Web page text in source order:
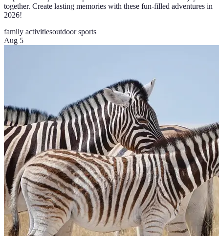
together. Create lasting memories with these fun-filled adventures in
2026!
family activitiesoutdoor sports
Aug 5